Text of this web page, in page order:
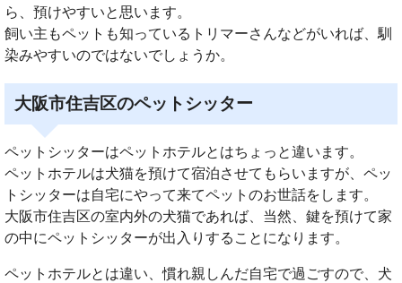
ら、預けやすいと思います。
飼い主もペットも知っているトリマーさんなどがいれば、馴
染みやすいのではないでしょうか。
大阪市住吉区のペットシッター
ペットシッターはペットホテルとはちょっと違います。
ペットホテルは犬猫を預けて宿泊させてもらいますが、ペッ
トシッターは自宅にやって来てペットのお世話をします。
大阪市住吉区の室内外の犬猫であれば、当然、鍵を預けて家
の中にペットシッターが出入りすることになります。
ペットホテルとは違い、慣れ親しんだ自宅で過ごすので、犬